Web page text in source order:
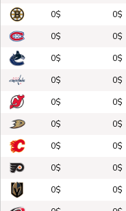
0$
0$
0$
0$
0$
0$
0$
0$
0$
0$
0$
0$
0$
0$
0$
0$
0$
0$